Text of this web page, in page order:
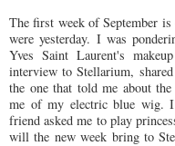
The first week of September
were yesterday. I was
Yves Saint Laurent's
interview to Stellarium,
the one that told me about
me of my electric blue wig.
friend asked me to play
will the new week bring to